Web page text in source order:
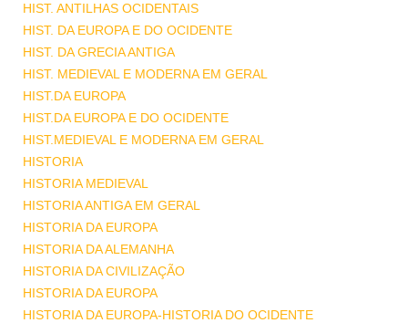
HIST. ANTILHAS OCIDENTAIS
HIST. DA EUROPA E DO OCIDENTE
HIST. DA GRECIA ANTIGA
HIST. MEDIEVAL E MODERNA EM GERAL
HIST.DA EUROPA
HIST.DA EUROPA E DO OCIDENTE
HIST.MEDIEVAL E MODERNA EM GERAL
HISTORIA
HISTORIA MEDIEVAL
HISTORIA ANTIGA EM GERAL
HISTORIA DA EUROPA
HISTORIA DA ALEMANHA
HISTORIA DA CIVILIZAÇÃO
HISTORIA DA EUROPA
HISTORIA DA EUROPA-HISTORIA DO OCIDENTE